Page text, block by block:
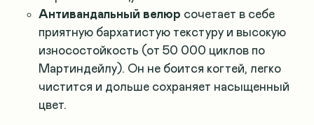
Антивандальный велюр сочетает в себе
приятную бархатистую текстуру и высокую
износостойкость (от 50 000 циклов по
Мартиндейлу). Он не боится когтей, легко
чистится и дольше сохраняет насыщенный
цвет.